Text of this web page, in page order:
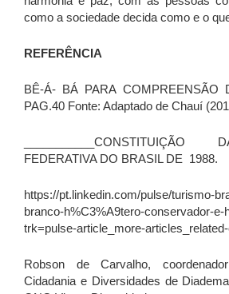
como a sociedade decida como e o
REFERÊNCIA
BÊ-Á- BÁ PARA COMPREENSÃO
PAG.40 Fonte: Adaptado de Chauí
FEDERATIVA DO BRASIL DE 1988.
https://pt.linkedin.com/pulse/turismo-
branco-h%C3%A9tero-conservador-e-
trk=pulse-article_more-
Robson de Carvalho,
Cidadania e Diversidades de